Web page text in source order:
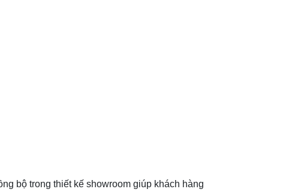
bộ trong thiết kế showroom giúp khách hàng